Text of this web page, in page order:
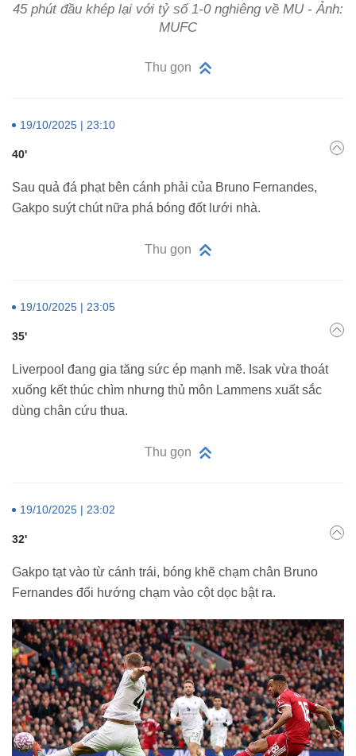
45 phút đầu khép lại với tỷ số 1-0 nghiêng về MU - Ảnh:
MUFC
Thu gọn
19/10/2025 | 23:10
40'
Sau quả đá phạt bên cánh phải của Bruno Fernandes,
Gakpo suýt chút nữa phá bóng đốt lưới nhà.
Thu gọn
19/10/2025 | 23:05
35'
Liverpool đang gia tăng sức ép mạnh mẽ. Isak vừa thoát
xuống kết thúc chìm nhưng thủ môn Lammens xuất sắc
dùng chân cứu thua.
Thu gọn
19/10/2025 | 23:02
32'
Gakpo tạt vào từ cánh trái, bóng khẽ chạm chân Bruno
Fernandes đổi hướng chạm vào cột dọc bật ra.